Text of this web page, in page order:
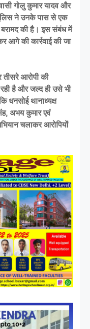
गोलु कुमार यादव और
ने उनके पास से एक
की है। इस संबंध में
आगे की कार्रवाई की जा
तीसरे आरोपी की
रही है और जल्द ही उसे भी
धनसोई थानाध्यक्ष
अभय कुमार एवं
चलाकर आरोपियों